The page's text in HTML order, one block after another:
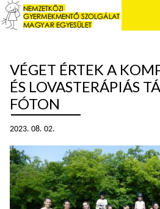
VÉGET ÉRTEK A
ÉS LOVASTERÁPIÁS
FÓTON
2023. 08. 02.